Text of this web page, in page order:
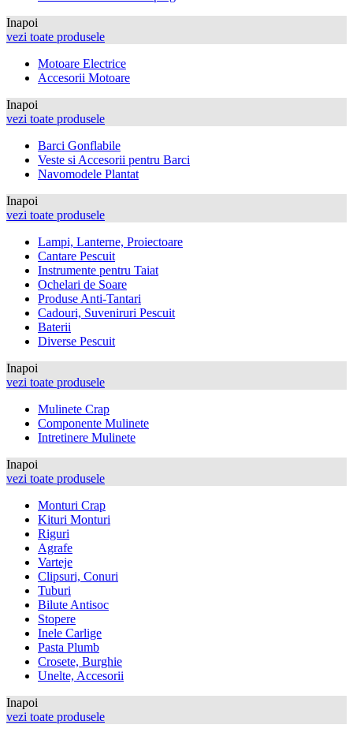
Inapoi
vezi toate produsele
Motoare Electrice
Accesorii Motoare
Inapoi
vezi toate produsele
Barci Gonflabile
Veste si Accesorii pentru Barci
Navomodele Plantat
Inapoi
vezi toate produsele
Lampi, Lanterne, Proiectoare
Cantare Pescuit
Instrumente pentru Taiat
Ochelari de Soare
Produse Anti-Tantari
Cadouri, Suveniruri Pescuit
Baterii
Diverse Pescuit
Inapoi
vezi toate produsele
Mulinete Crap
Componente Mulinete
Intretinere Mulinete
Inapoi
vezi toate produsele
Monturi Crap
Kituri Monturi
Riguri
Agrafe
Varteje
Clipsuri, Conuri
Tuburi
Bilute Antisoc
Stopere
Inele Carlige
Pasta Plumb
Crosete, Burghie
Unelte, Accesorii
Inapoi
vezi toate produsele